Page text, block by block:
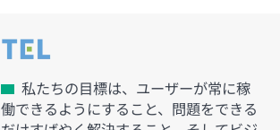
私たちの目標は、ユーザーが常に稼
働できるようにすること、問題をできる